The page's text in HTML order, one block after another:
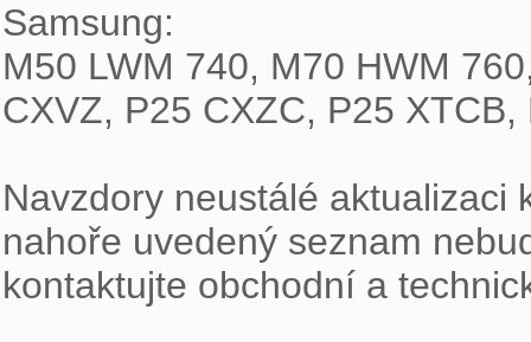
Samsung:
M50 LWM 740, M70 HWM
CXVZ, P25 CXZC, P25
Navzdory neustálé aktualizaci
nahoře uvedený seznam
kontaktujte obchodní a